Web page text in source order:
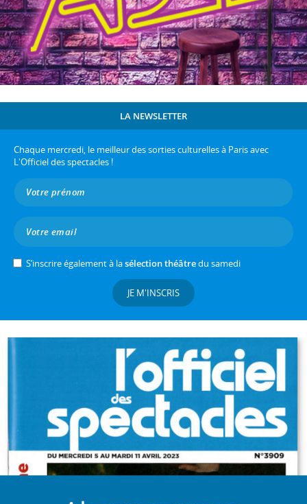
LA NEWSLETTER
Chaque mercredi, le meilleur des sorties culturelles à Paris avec
L'Officiel des spectacles !
S’inscrire également à lasélection théâtredu samedi
JE M'INSCRIS